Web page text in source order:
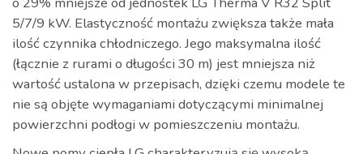
5/7/9 kW. Elastyczność montażu zwiększa także mała
ilość czynnika chłodniczego. Jego maksymalna ilość
(łącznie z rurami o długości 30 m) jest mniejsza niż
wartość ustalona w przepisach, dzięki czemu modele te
nie są objęte wymaganiami dotyczącymi minimalnej
powierzchni podłogi w pomieszczeniu montażu.